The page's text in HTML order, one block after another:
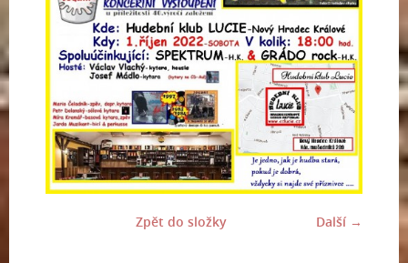
Další →
Zpět do složky